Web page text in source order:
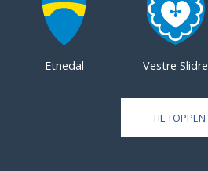
Etnedal Vestre Slidre
TIL TOPPEN